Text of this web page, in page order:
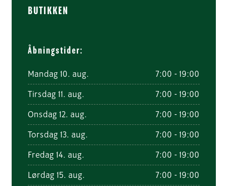
BUTIKKEN
Åbningstider:
Mandag 10. aug. 7:00 - 19:00
Tirsdag 11. aug. 7:00 - 19:00
Onsdag 12. aug. 7:00 - 19:00
Torsdag 13. aug. 7:00 - 19:00
Fredag 14. aug. 7:00 - 19:00
Lørdag 15. aug. 7:00 - 19:00